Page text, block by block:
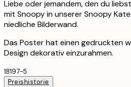
Liebe oder jemandem, den du
mit Snoopy in unserer Snoopy
niedliche Bilderwand.
Das Poster hat einen gedruckten
Design dekorativ einzurahmen.
18197-5
Preishistorie